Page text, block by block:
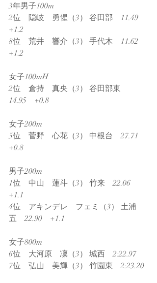
3年男子100m
2位　隠岐　勇惺（3） 谷田部　11.49
+1.2
8位　荒井　響介（3） 手代木　11.62
+1.2
女子100mH
2位　倉持　真央（3） 谷田部東
14.95　+0.8
女子200m
5位　菅野　心花（3） 中根台　27.71
+0.8
男子200m
1位　中山　蓮斗（3） 竹来　22.06
+1.1
4位　アキンデレ　フェミ（3） 土浦
五　22.90　+1.1
女子800m
6位　大河原　凜（3） 城西　2:22.97
7位　弘山　美輝（3） 竹園東　2:23.20